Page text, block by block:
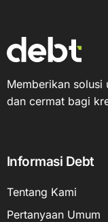
Memberikan
dan cermat bagi
Informasi Debt
Tentang Kami
Pertanyaan Umum